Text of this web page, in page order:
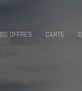
OFFRES CARTE